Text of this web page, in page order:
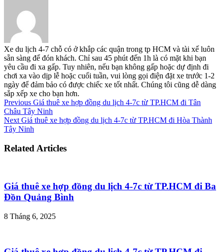
Xe du lịch 4-7 chỗ có ở khắp các quận trong tp HCM và tài xế luôn
sẵn sàng để đón khách. Chỉ sau 45 phút đến 1h là có mặt khi bạn
yêu cầu đi xa gấp. Tuy nhiên, nếu bạn không gấp hoặc dự định đi
chơi xa vào dịp lễ hoặc cuối tuần, vui lòng gọi điện đặt xe trước 1-2
ngày để đảm bảo có được chiếc xe tốt nhất. Chúng tôi cũng dễ dàng
sắp xếp xe cho bạn hơn.
Previous Giá thuê xe hợp đồng du lịch 4-7c từ TP.HCM đi Tân
Châu Tây Ninh
Next Giá thuê xe hợp đồng du lịch 4-7c từ TP.HCM đi Hòa Thành
Tây Ninh
Related Articles
Giá thuê xe hợp đồng du lịch 4-7c từ TP.HCM đi Ba
Đồn Quảng Bình
8 Tháng 6, 2025